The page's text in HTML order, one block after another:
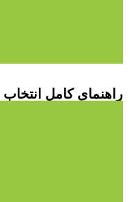
راهنمای کامل